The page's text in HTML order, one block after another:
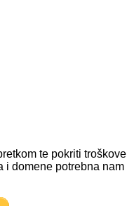
te pokriti troškove
i domene potrebna nam